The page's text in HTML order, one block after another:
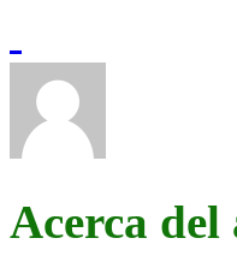
Acerca